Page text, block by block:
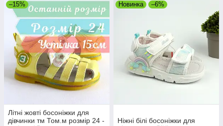
–15%
Літні жовті босоніжки для
дівчинки тм Том.м розмір 24 -
Новинка –6%
Ніжні білі босоніжки для